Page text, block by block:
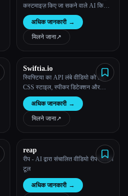
sign-up
कस्टमाइज़ किए जा सकने वाले AI किसिंग
वीडियो जेनरेटर की मदद से जादू की तरह
सजीव चुंबन वीडियो बनाएं!
अधिक जानकारी →
मिलने जाना↗︎
Swiftia.io
स्विफ्टिया का API लंबे वीडियो को AI,
CSS स्टाइल, स्पीकर डिटेक्शन और
ऑटो-रीफ़्रैमिंग की मदद से आकर्षक शॉर्ट्स
में बदल देता है।
अधिक जानकारी →
मिलने जाना↗︎
reap
रीप - AI द्वारा संचालित वीडियो रीपरपोज़िंग
टूल
अधिक जानकारी →